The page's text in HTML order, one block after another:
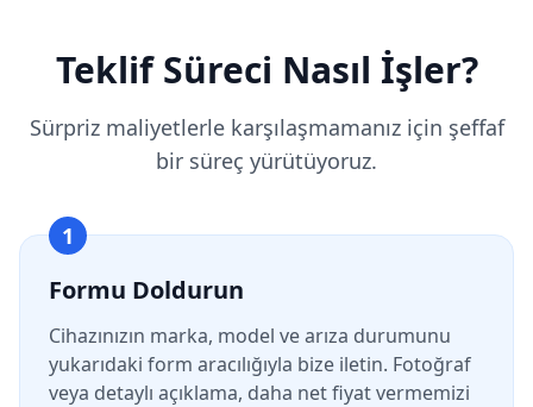
Teklif Süreci Nasıl İşler?
Sürpriz maliyetlerle karşılaşmamanız için şeffaf
bir süreç yürütüyoruz.
1
Formu Doldurun
Cihazınızın marka, model ve arıza durumunu
yukarıdaki form aracılığıyla bize iletin. Fotoğraf
veya detaylı açıklama, daha net fiyat vermemizi